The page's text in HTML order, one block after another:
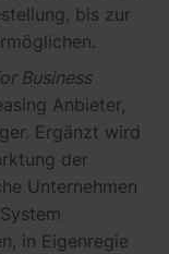
bis zur
Business
Anbieter,
Ergänzt wird
der
Unternehmen
in Eigenregie